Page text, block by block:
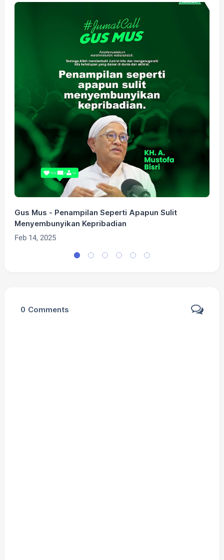
Gus Mus - Penampilan Seperti Apapun Sulit
Menyembunyikan Kepribadian
Feb 14, 2025
0 Comments